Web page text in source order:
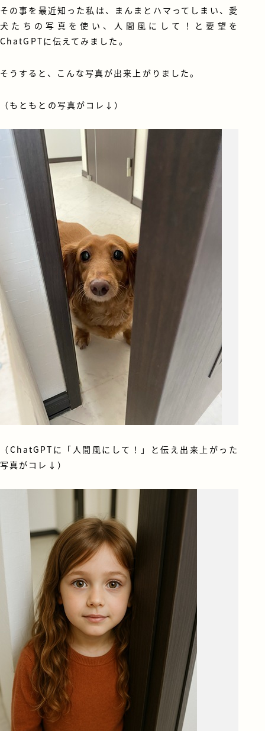
その事を最近知った私は、まんまとハマってしまい、愛
犬たちの写真を使い、人間風にして！と要望を
ChatGPTに伝えてみました。
そうすると、こんな写真が出来上がりました。
（もともとの写真がコレ↓）
（ChatGPTに「人間風にして！」と伝え出来上がった
写真がコレ↓）